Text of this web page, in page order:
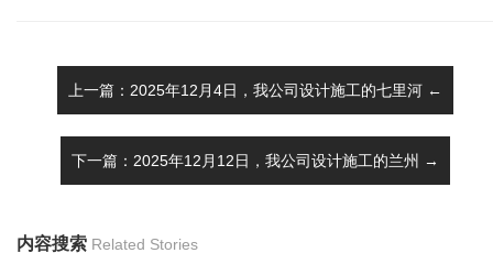
上一篇：2025年12月4日，我公司设计施工的七里河 ←
下一篇：2025年12月12日，我公司设计施工的兰州 →
内容搜索 Related Stories